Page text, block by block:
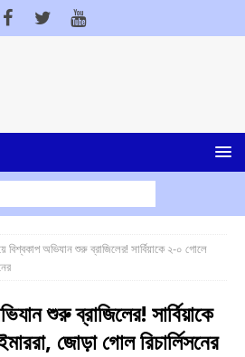
বিশ্বকাপ অভিযান শুরু ব্রাজিলের! সার্বিয়াকে ২-০ গোলে
শুরু ব্রাজিলের! সার্বিয়াকে
জোড়া গোল রিচার্লিসনের